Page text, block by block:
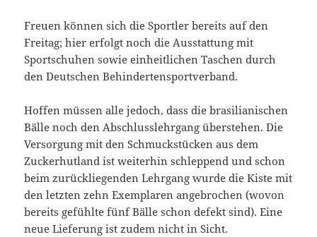
Freuen können sich die Sportler bereits auf den
Freitag; hier erfolgt noch die Ausstattung mit
Sportschuhen sowie einheitlichen Taschen durch
den Deutschen Behindertensportverband.
Hoffen müssen alle jedoch, dass die brasilianischen
Bälle noch den Abschlusslehrgang überstehen. Die
Versorgung mit den Schmuckstücken aus dem
Zuckerhutland ist weiterhin schleppend und schon
beim zurückliegenden Lehrgang wurde die Kiste mit
den letzten zehn Exemplaren angebrochen (wovon
bereits gefühlte fünf Bälle schon defekt sind). Eine
neue Lieferung ist zudem nicht in Sicht.